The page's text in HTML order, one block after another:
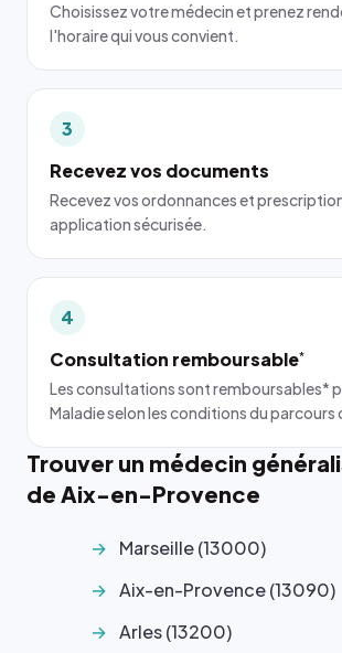
Choisissez votre médecin et prenez
l'horaire qui vous convient.
3
Recevez vos documents
Recevez vos ordonnances et
application sécurisée.
4
Consultation remboursable*
Les consultations sont remboursables*
Maladie selon les conditions du parcours
Trouver un médecin
de Aix-en-Provence
Marseille (13000)
Aix-en-Provence (13090)
Arles (13200)